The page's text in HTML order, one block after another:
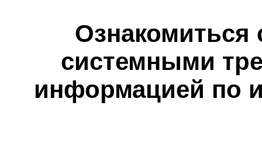
Ознакомиться
системными
информацией по